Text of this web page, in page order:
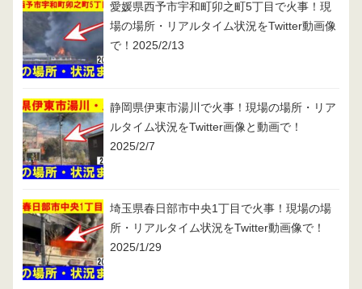
愛媛県西予市宇和町卯之町5丁目で火事！現
場の場所・リアルタイム状況をTwitter動画像
で！2025/2/13
静岡県伊東市湯川で火事！現場の場所・リア
ルタイム状況をTwitter画像と動画で！
2025/2/7
埼玉県春日部市中央1丁目で火事！現場の場
所・リアルタイム状況をTwitter動画像で！
2025/1/29